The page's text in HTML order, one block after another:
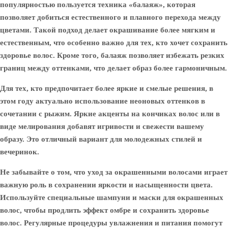
популярностью пользуется техника «балаяж», которая
позволяет добиться естественного и плавного перехода между
цветами. Такой подход делает окрашивание более мягким и
естественным, что особенно важно для тех, кто хочет сохранить
здоровье волос. Кроме того, балаяж позволяет избежать резких
границ между оттенками, что делает образ более гармоничным.
Для тех, кто предпочитает более яркие и смелые решения, в
этом году актуально использование неоновых оттенков в
сочетании с рыжим. Яркие акценты на кончиках волос или в
виде мелирования добавят игривости и свежести вашему
образу. Это отличный вариант для молодежных стилей и
вечеринок.
Не забывайте о том, что уход за окрашенными волосами играет
важную роль в сохранении яркости и насыщенности цвета.
Используйте специальные шампуни и маски для окрашенных
волос, чтобы продлить эффект омбре и сохранить здоровье
волос. Регулярные процедуры увлажнения и питания помогут